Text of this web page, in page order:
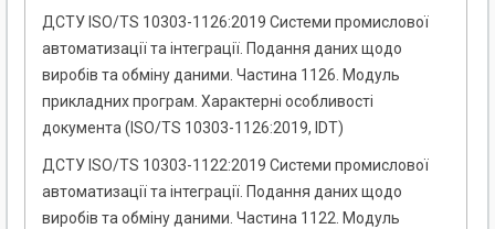
ДСТУ ISO/TS 10303-1126:2019 Системи промислової
автоматизації та інтеграції. Подання даних щодо
виробів та обміну даними. Частина 1126. Модуль
прикладних програм. Характерні особливості
документа (ISO/TS 10303-1126:2019, IDT)
ДСТУ ISO/TS 10303-1122:2019 Системи промислової
автоматизації та інтеграції. Подання даних щодо
виробів та обміну даними. Частина 1122. Модуль